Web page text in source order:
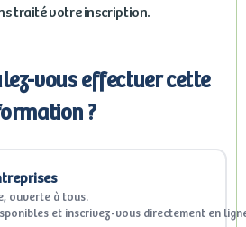
traité votre inscription.
vous effectuer cette
?
ouverte à tous.
et inscrivez-vous directement en